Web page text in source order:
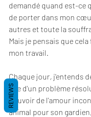
demandé quand est-ce
de porter dans mon
autres et toute la
Mais je pensais que
mon travail.
Chaque jour, j'entends
joie d'un problème
pouvoir de l'amour
animal pour son
REVIEWS